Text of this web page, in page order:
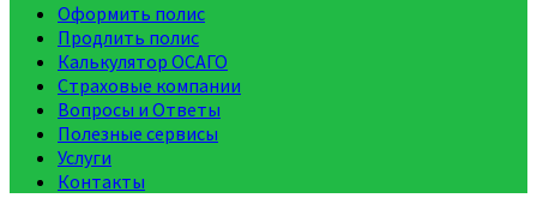
Оформить полис
Продлить полис
Калькулятор ОСАГО
Страховые компании
Вопросы и Ответы
Полезные сервисы
Услуги
Контакты